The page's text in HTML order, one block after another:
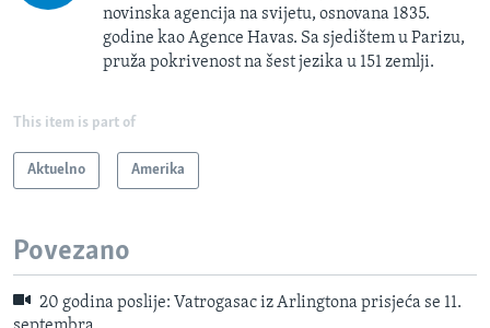
novinska agencija na svijetu, osnovana 1835.
godine kao Agence Havas. Sa sjedištem u Parizu,
pruža pokrivenost na šest jezika u 151 zemlji.
This item is part of
Aktuelno Amerika
Povezano
20 godina poslije: Vatrogasac iz Arlingtona prisjeća se 11.